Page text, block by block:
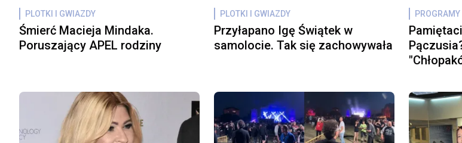
PLOTKI I GWIAZDY
Śmierć Macieja Mindaka.
Poruszający APEL rodziny
PLOTKI I GWIAZDY
Przyłapano Igę Świątek w
samolocie. Tak się zachowywała
PROGRAMY